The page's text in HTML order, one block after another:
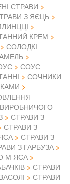
СТРАВИ
З ЯЄЦЬ
КРЕМ
СОЛОДКІ
СОУС
СОЧНИКИ
СТРАВИ З
СТРАВИ З
СТРАВИ З
З ГАРБУЗА
М ЯСА
СТРАВИ
СТРАВИ